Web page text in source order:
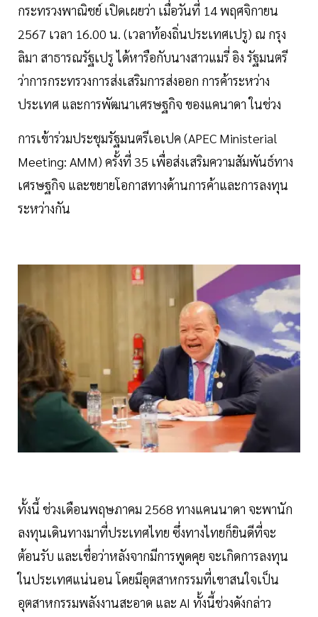
กระทรวงพาณิชย์ เปิดเผยว่า เมื่อวันที่ 14 พฤศจิกายน
2567 เวลา 16.00 น. (เวลาท้องถิ่นประเทศเปรู) ณ กรุง
ลิมา สาธารณรัฐเปรู ได้หารือกับนางสาวแมรี่ อิง รัฐมนตรี
ว่าการกระทรวงการส่งเสริมการส่งออก การค้าระหว่าง
ประเทศ และการพัฒนาเศรษฐกิจ ของแคนาดา ในช่วง
การเข้าร่วมประชุมรัฐมนตรีเอเปค (APEC Ministerial
Meeting: AMM) ครั้งที่ 35 เพื่อส่งเสริมความสัมพันธ์ทาง
เศรษฐกิจ และขยายโอกาสทางด้านการค้าและการลงทุน
ระหว่างกัน
ทั้งนี้ ช่วงเดือนพฤษภาคม 2568 ทางแคนนาดา จะพานัก
ลงทุนเดินทางมาที่ประเทศไทย ซึ่งทางไทยก็ยินดีที่จะ
ต้อนรับ และเชื่อว่าหลังจากมีการพูดคุย จะเกิดการลงทุน
ในประเทศแน่นอน โดยมีอุตสาหกรรมที่เขาสนใจเป็น
อุตสาหกรรมพลังงานสะอาด และ AI ทั้งนี้ช่วงดังกล่าว